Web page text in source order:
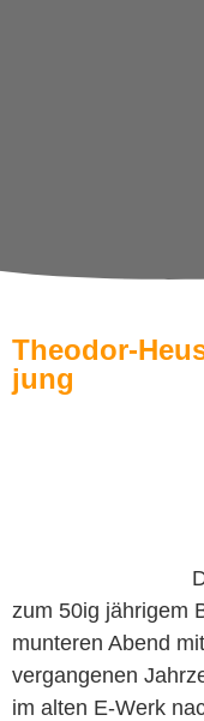
Theodor-
jung
zum 50ig jährigem
munteren Abend
vergangenen
im alten E-Werk